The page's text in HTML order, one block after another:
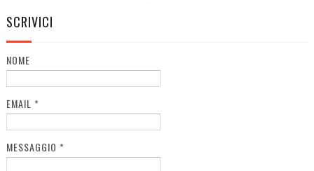
SCRIVICI
NOME
EMAIL *
MESSAGGIO *